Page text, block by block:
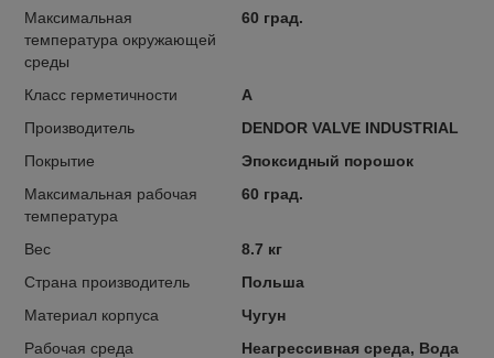
Максимальная
температура окружающей
среды
60 град.
Класс герметичности
А
Производитель
DENDOR VALVE INDUSTRIAL
Покрытие
Эпоксидный порошок
Максимальная рабочая
температура
60 град.
Вес
8.7 кг
Страна производитель
Польша
Материал корпуса
Чугун
Рабочая среда
Неагрессивная среда, Вода